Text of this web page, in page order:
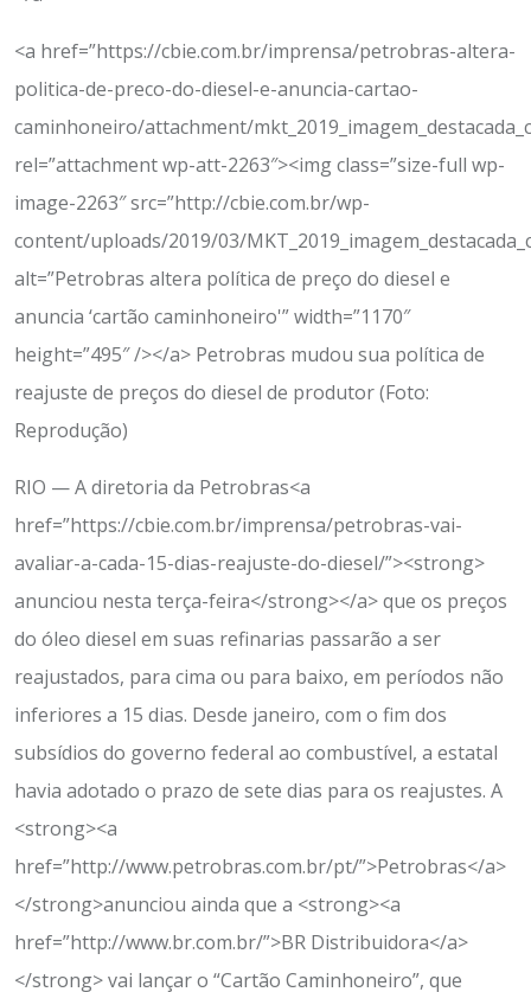
<a href=”https://cbie.com.br/imprensa/petrobras-altera-
politica-de-preco-do-diesel-e-anuncia-cartao-
caminhoneiro/attachment/
rel=”attachment wp-att-2263″><img class=”size-full wp-
image-2263″ src=”http://cbie.com.br/wp-
content/uploads/2019/03/
alt=”Petrobras altera política de preço do diesel e
anuncia ‘cartão caminhoneiro'” width=”1170″
height=”495″ /></a> Petrobras mudou sua política de
reajuste de preços do diesel de produtor (Foto:
Reprodução)
RIO — A diretoria da Petrobras<a
href=”https://cbie.com.br/imprensa/petrobras-vai-
avaliar-a-cada-15-dias-reajuste-do-diesel/”><strong>
anunciou nesta terça-feira</strong></a> que os preços
do óleo diesel em suas refinarias passarão a ser
reajustados, para cima ou para baixo, em períodos não
inferiores a 15 dias. Desde janeiro, com o fim dos
subsídios do governo federal ao combustível, a estatal
havia adotado o prazo de sete dias para os reajustes. A
<strong><a
href=”http://www.petrobras.com.br/pt/”>Petrobras</a>
</strong>anunciou ainda que a <strong><a
href=”http://www.br.com.br/”>BR Distribuidora</a>
</strong> vai lançar o “Cartão Caminhoneiro”, que